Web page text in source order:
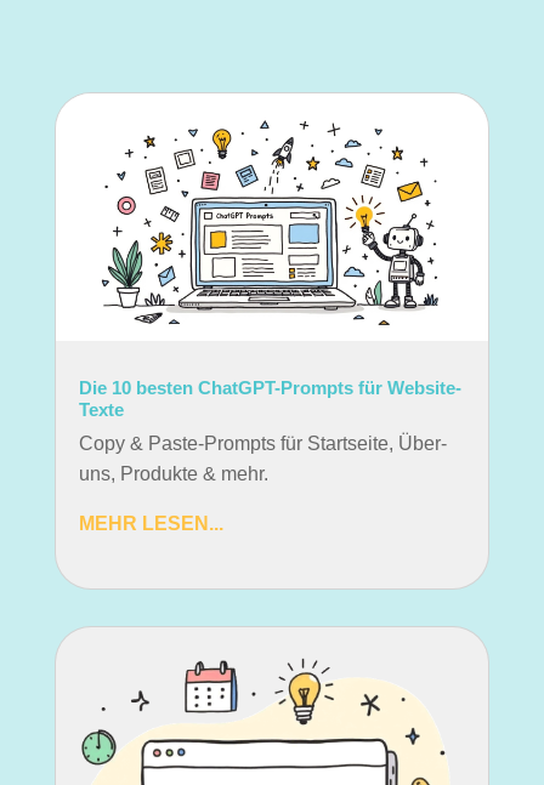
Die 10 besten ChatGPT-Prompts für Website-
Texte
Copy & Paste-Prompts für Startseite, Über-
uns, Produkte & mehr.
MEHR LESEN...